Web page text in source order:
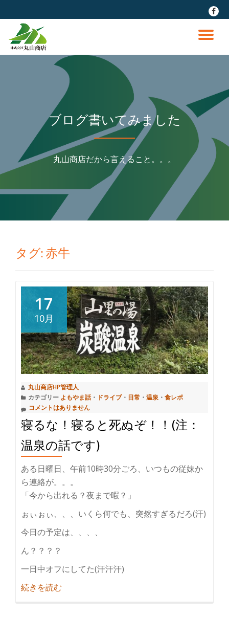
ン
fa-
ナ
ゲ
ー
シ
ョ
替
え
ブログ書いてみました
丸山商店だから言えること。。。
タグ:赤牛
17
10月
丸山商店HP管理人
カテゴリー よもやま話・ ドライブ・ 日常 ・ 温泉 ・ 食レポ
コメントはありません
寝るな！寝ると死ぬぞ！！(注：
温泉の話です)
ある日曜日、午前10時30分ごろ、いつもの従妹か
ら連絡が。。。
「今から出れる？夜まで暇？」
ぉぃぉぃ、、、いくら何でも、突然すぎるだろ(汗)
今日の予定は、、、、
ん？？？？
一日中オフにしてた(汗汗汗)
続きを読む